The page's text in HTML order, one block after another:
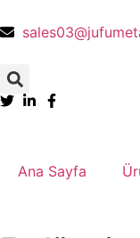
Ana Sayfa